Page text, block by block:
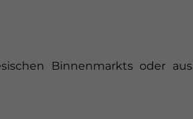
Binnenmarkts oder aus